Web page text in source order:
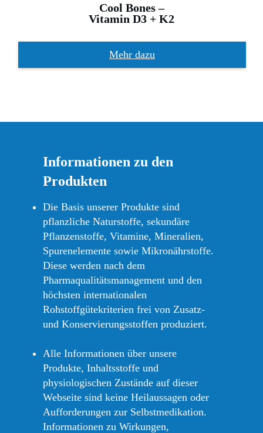
Cool Bones –
Vitamin D3 + K2
Mehr dazu
Informationen zu den
Produkten
Die Basis unserer Produkte sind
pflanzliche Naturstoffe, sekundäre
Pflanzenstoffe, Vitamine, Mineralien,
Spurenelemente sowie Mikronährstoffe.
Diese werden nach dem
Pharmaqualitätsmanagement und den
höchsten internationalen
Rohstoffgütekriterien frei von Zusatz-
und Konservierungsstoffen produziert.
Alle Informationen über unsere
Produkte, Inhaltsstoffe und
physiologischen Zustände auf dieser
Webseite sind keine Heilaussagen oder
Aufforderungen zur Selbstmedikation.
Informationen zu Wirkungen,